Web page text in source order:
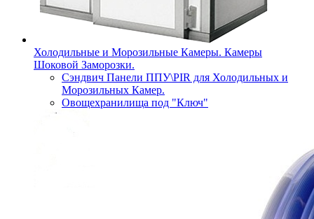
Холодильные и Морозильные Камеры. Камеры
Шоковой Заморозки.
Сэндвич Панели ППУ\PIR для Холодильных и
Морозильных Камер.
Овощехранилища под "Ключ"